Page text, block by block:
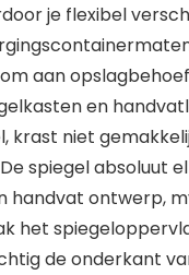
je flexibel
aan
en
krast niet
spiegel absoluut
handvat ontwerp,
het
de onderkant